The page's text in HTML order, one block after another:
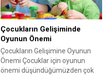
durumdur. Bu nedenle de çocuk
gelişimi konusunda eğitim almak,
araştırma...
Çocukların Gelişiminde
Oyunun Önemi
Çocukların Gelişimine Oyunun
Önemi Çocuklar için oyunun
önemi düşündüğümüzden çok